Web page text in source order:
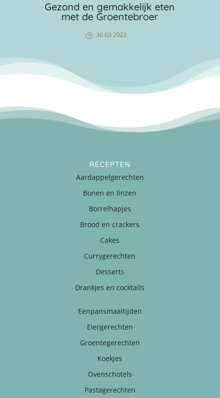
Gezond en gemakkelijk eten
met de Groentebroer
30 03 2022
RECEPTEN
Aardappelgerechten
Bonen en linzen
Borrelhapjes
Brood en crackers
Cakes
Currygerechten
Desserts
Drankjes en cocktails
Eenpansmaaltijden
Eiergerechten
Groentegerechten
Koekjes
Ovenschotels
Pastagerechten